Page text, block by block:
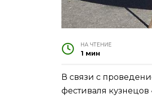
НА ЧТЕНИЕ
1 мин
В связи с
фестиваля